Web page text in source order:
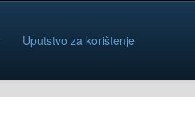
Uputstvo za korištenje